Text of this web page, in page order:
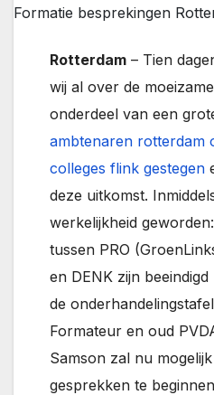
Formatie besprekingen
Rotterdam – Tien
wij al over de
onderdeel van een
ambtenaren rotterdam
colleges flink gestegen
deze uitkomst.
werkelijkheid
tussen PRO
en DENK zijn
de
Formateur en oud
Samson zal nu
gesprekken te